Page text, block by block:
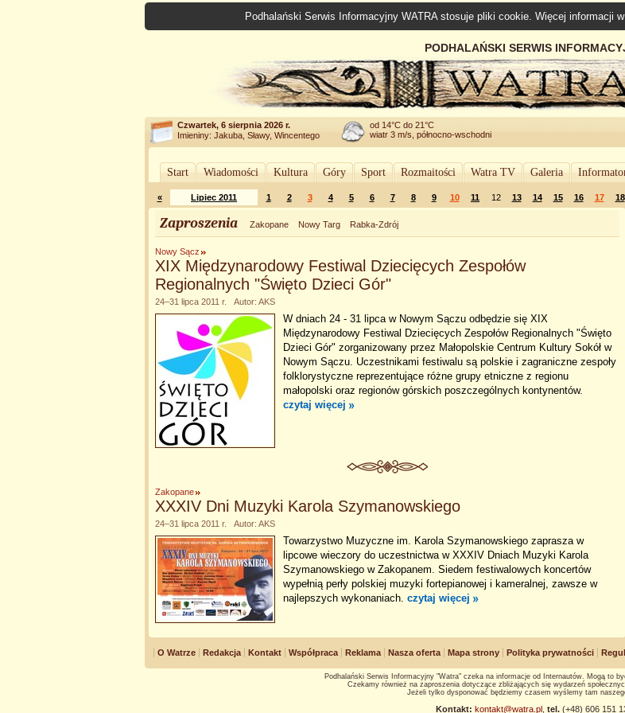
Podhalański Serwis Informacyjny WATRA stosuje pliki cookie. Więcej informacji
PODHALAŃSKI SERWIS
Czwartek, 6 sierpnia 2026 r.
Imieniny: Jakuba, Sławy, Wincentego
od 14°C do 21°C
wiatr 3 m/s, północno-wschodni
Start Wiadomości Kultura Góry Sport Rozmaitości Watra TV Galeria
« Lipiec 2011 1 2 3 4 5 6 7 8 9 10 11 12 13 14 15 16 17 18
Zaproszenia Zakopane Nowy Targ Rabka-Zdrój
Nowy Sącz
XIX Międzynarodowy Festiwal Dziecięcych Zespołów
Regionalnych "Święto Dzieci Gór"
24–31 lipca 2011 r. Autor: AKS
W dniach 24 - 31 lipca w Nowym Sączu odbędzie się XIX
Międzynarodowy Festiwal Dziecięcych Zespołów Regionalnych "Święto
Dzieci Gór" zorganizowany przez Małopolskie Centrum Kultury Sokół w
Nowym Sączu. Uczestnikami festiwalu są polskie i zagraniczne zespoły
folklorystyczne reprezentujące różne grupy etniczne z regionu
małopolski oraz regionów górskich poszczególnych kontynentów.
czytaj więcej
Zakopane
XXXIV Dni Muzyki Karola Szymanowskiego
24–31 lipca 2011 r. Autor: AKS
Towarzystwo Muzyczne im. Karola Szymanowskiego zaprasza w
lipcowe wieczory do uczestnictwa w XXXIV Dniach Muzyki Karola
Szymanowskiego w Zakopanem. Siedem festiwalowych koncertów
wypełnią perły polskiej muzyki fortepianowej i kameralnej, zawsze w
najlepszych wykonaniach. czytaj więcej
O Watrze Redakcja Kontakt Współpraca Reklama Nasza oferta Mapa strony Polityka prywatności
Podhalański Serwis Informacyjny "Watra" czeka na informacje od Internautów. Mogą to
Czekamy również na zaproszenia dotyczące zbliżających się wydarzeń
Jeżeli tylko dysponować będziemy czasem wyślemy tam
Kontakt: kontakt@watra.pl tel. (+48) 606 151